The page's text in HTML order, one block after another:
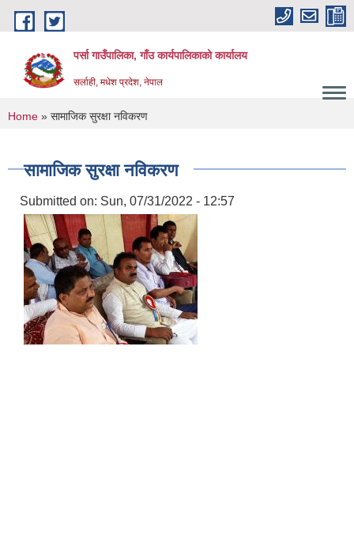
Skip to main content
पर्सा गाउँपालिका, गाँउ कार्यपालिकाको कार्यालय
सर्लाही, मधेश प्रदेश, नेपाल
You are here
Home » सामाजिक सुरक्षा नविकरण
सामाजिक सुरक्षा नविकरण
Submitted on: Sun, 07/31/2022 - 12:57